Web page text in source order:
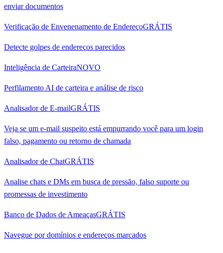
enviar documentos
Verificação de Envenenamento de EndereçoGRÁTIS
Detecte golpes de endereços parecidos
Inteligência de CarteiraNOVO
Perfilamento AI de carteira e análise de risco
Analisador de E-mailGRÁTIS
Veja se um e-mail suspeito está empurrando você para um login
falso, pagamento ou retorno de chamada
Analisador de ChatGRÁTIS
Analise chats e DMs em busca de pressão, falso suporte ou
promessas de investimento
Banco de Dados de AmeaçasGRÁTIS
Navegue por domínios e endereços marcados